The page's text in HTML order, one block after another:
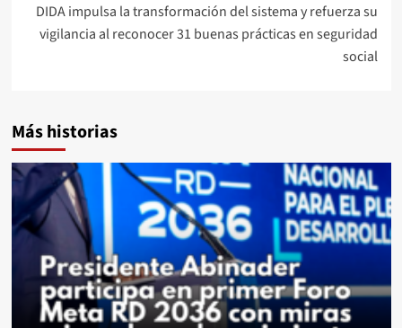
DIDA impulsa la transformación del sistema y refuerza su
vigilancia al reconocer 31 buenas prácticas en seguridad
social
Más historias